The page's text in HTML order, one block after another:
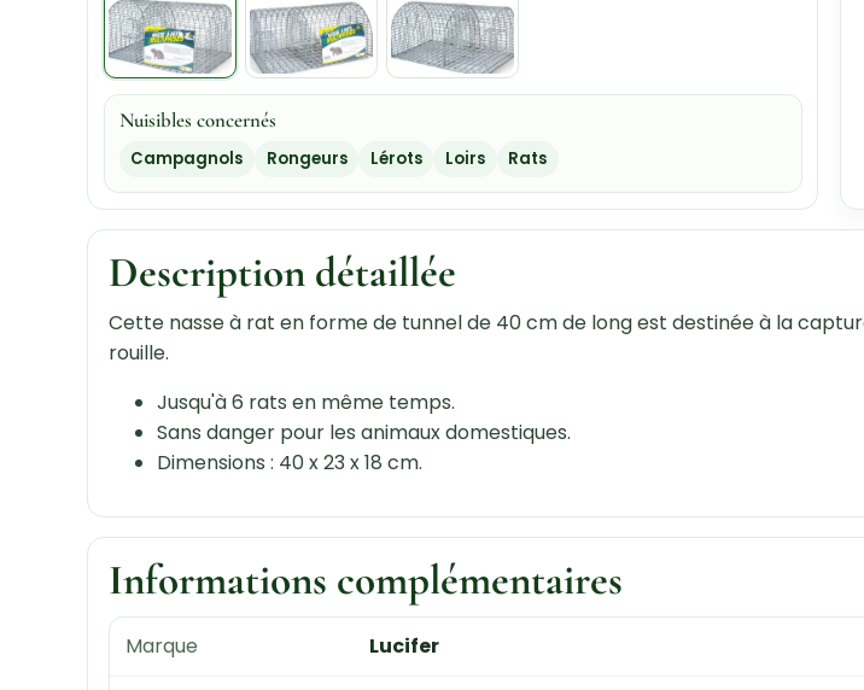
Nuisibles concernés
Campagnols Rongeurs Lérots Loirs Rats
Description détaillée
Cette nasse à rat en forme de tunnel de 40 cm de long est destinée à la
rouille.
Jusqu'à 6 rats en même temps.
Sans danger pour les animaux domestiques.
Dimensions : 40 x 23 x 18 cm.
Informations complémentaires
Marque Lucifer